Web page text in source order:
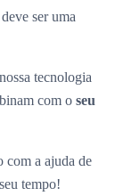
deve ser uma
tecnologia
com o seu
com a ajuda de
tempo!